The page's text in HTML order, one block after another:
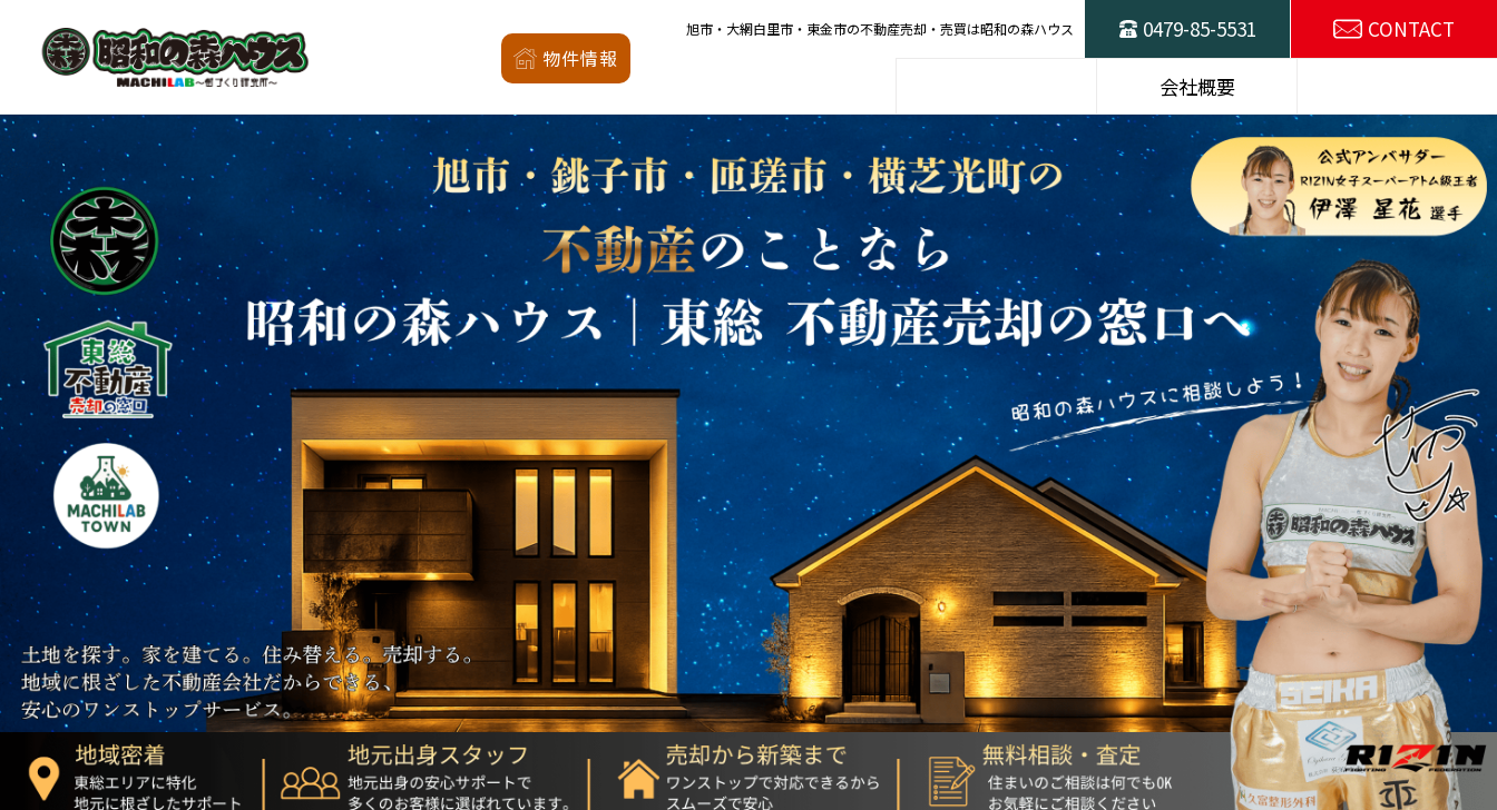
昭和の森ハウスの
家
モデルハウス 厳選プラン 建物仕様 施工例
会社概要
会社概要 店舗案内 スタッフ紹介 SDGsの取り組み
東総不動産売却の
窓口
物件情報
旭市・大網白里市・東金市の不動産売却・売買は昭和の森ハウス 0479-85-5531 CONTACT